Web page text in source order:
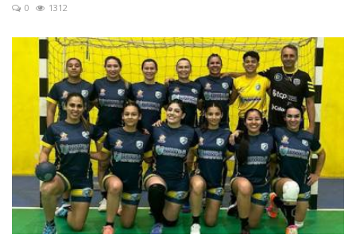
0 1312